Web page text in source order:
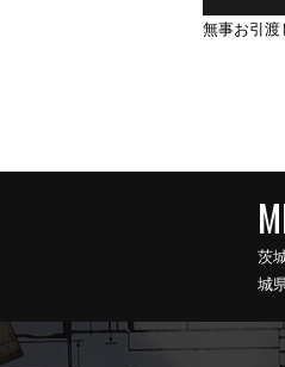
無事お引渡
茨
城